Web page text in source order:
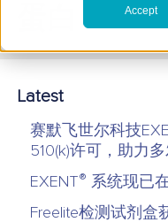
Accept
Latest
赛默飞世尔科技
510(k)许可，助力
EXENT® 系统现已
Freelite检测试剂盒